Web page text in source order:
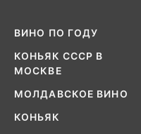
ВИНО ПО ГОДУ
КОНЬЯК СССР В
МОСКВЕ
МОЛДАВСКОЕ ВИНО
КОНЬЯК